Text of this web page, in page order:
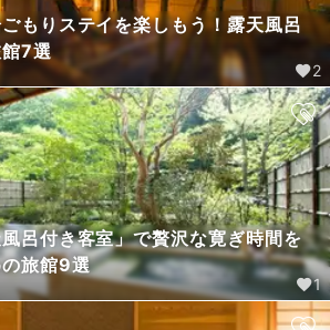
ごもりステイを楽しもう！露天風呂
7選
2
呂付き客室」で贅沢な寛ぎ時間を
旅館9選
1